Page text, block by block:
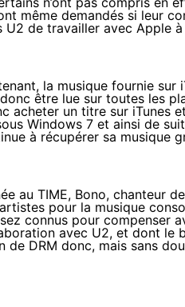
même demandés si leur
U2 de travailler avec Apple
la musique fournie
être lue sur toutes les
acheter un titre sur iTunes
Windows 7 et ainsi de
à récupérer sa musique
au TIME, Bono, chanteur
pour la musique
connus pour
avec U2, et dont le
de DRM donc, mais sans